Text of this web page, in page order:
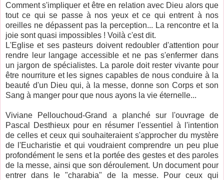
Comment s'impliquer et être en relation avec Dieu alors que
tout ce qui se passe à nos yeux et ce qui entrent à nos
oreilles ne dépassent pas la perception... La rencontre et la
joie sont quasi impossibles ! Voilà c'est dit.
L'Eglise et ses pasteurs doivent redoubler d'attention pour
rendre leur langage accessible et ne pas s'enfermer dans
un jargon de spécialistes. La parole doit rester vivante pour
être nourriture et les signes capables de nous conduire à la
beauté d'un Dieu qui, à la messe, donne son Corps et son
Sang à manger pour que nous ayons la vie éternelle...
Viviane Pellouchoud-Grand a planché sur l'ouvrage de
Pascal Desthieux pour en résumer l'essentiel à l'intention
de celles et ceux qui souhaiteraient s'approcher du mystère
de l'Eucharistie et qui voudraient comprendre un peu plue
profondément le sens et la portée des gestes et des paroles
de la messe, ainsi que son déroulement. Un document pour
entrer dans le "charabia" de la messe. Pour ceux qui